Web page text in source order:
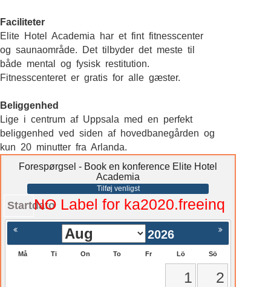
Faciliteter
Elite Hotel Academia har et fint fitnesscenter
og saunaområde. Det tilbyder det meste til
både mental og fysisk restitution.
Fitnesscenteret er gratis for alle gæster.
Beliggenhed
Lige i centrum af Uppsala med en perfekt
beliggenhed ved siden af hovedbanegården og
kun 20 minutter fra Arlanda.
Forespørgsel - Book en konference Elite Hotel
Academia
Tilføj venligst
StartdatoNO Label for ka2020.freeinq
2026
Må Ti On To Fr Lö Sö
1
2